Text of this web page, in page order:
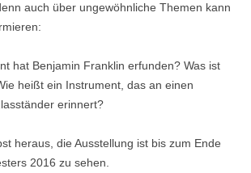
auch über ungewöhnliche Themen kann
hat Benjamin Franklin erfunden? Was ist
heißt ein Instrument, das an einen
erinnert?
heraus, die Ausstellung ist bis zum Ende
2016 zu sehen.